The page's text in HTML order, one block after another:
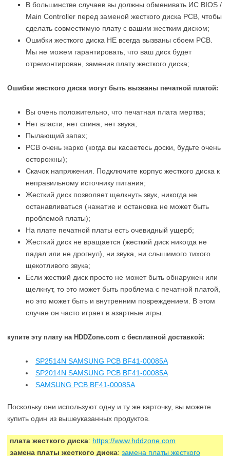
В большинстве случаев вы должны обменивать ИС BIOS /
Main Controller перед заменой жесткого диска PCB, чтобы
сделать совместимую плату с вашим жестким диском;
Ошибки жесткого диска НЕ всегда вызваны сбоем PCB.
Мы не можем гарантировать, что ваш диск будет
отремонтирован, заменив плату жесткого диска;
Ошибки жесткого диска могут быть вызваны печатной платой:
Вы очень положительно, что печатная плата мертва;
Нет власти, нет спина, нет звука;
Пылающий запах;
PCB очень жарко (когда вы касаетесь доски, будьте очень
осторожны);
Скачок напряжения. Подключите корпус жесткого диска к
неправильному источнику питания;
Жесткий диск позволяет щелкнуть звук, никогда не
останавливаться (нажатие и остановка не может быть
проблемой платы);
На плате печатной платы есть очевидный ущерб;
Жесткий диск не вращается (жесткий диск никогда не
падал или не дрогнул), ни звука, ни слышимого тихого
щекотливого звука;
Если жесткий диск просто не может быть обнаружен или
щелкнут, то это может быть проблема с печатной платой,
но это может быть и внутренним повреждением. В этом
случае он часто играет в азартные игры.
купите эту плату на HDDZone.com с бесплатной доставкой:
SP2514N SAMSUNG PCB BF41-00085A
SP2014N SAMSUNG PCB BF41-00085A
SAMSUNG PCB BF41-00085A
Поскольку они используют одну и ту же карточку, вы можете
купить один из вышеуказанных продуктов.
плата жесткого диска: https://www.hddzone.com
замена платы жесткого диска: замена платы жесткого